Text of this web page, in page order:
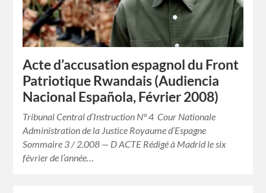
Acte d’accusation espagnol du Front
Patriotique Rwandais (Audiencia
Nacional Española, Février 2008)
Tribunal Central d’Instruction N° 4 Cour Nationale
Administration de la Justice Royaume d’Espagne
Sommaire 3 / 2.008 — D ACTE Rédigé à Madrid le six
février de l’année…